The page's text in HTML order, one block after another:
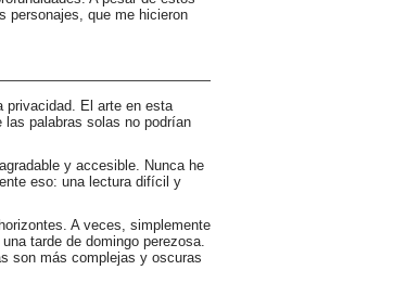
personajes, que me hicieron
privacidad. El arte en esta
las palabras solas no podrían
y accesible. Nunca he
eso: una lectura difícil y
A veces, simplemente
tarde de domingo perezosa.
son más complejas y oscuras